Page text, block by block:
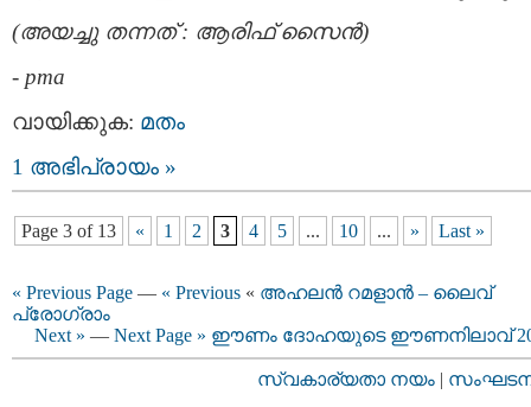
(അയച്ചു തന്നത് : ആരിഫ്‌ സൈന്‍)
- pma
വായിക്കുക: മതം
1 അഭിപ്രായം »
Page 3 of 13 « 1 2 3 4 5 ... 10 ... » Last »
« Previous Page — « Previous « അഹലന്‍ റമളാന്‍ – ലൈവ്
പ്രോഗ്രാം
Next » — Next Page » ഈണം ദോഹയുടെ ഈണനിലാവ്
സ്വകാര്യതാ നയം |